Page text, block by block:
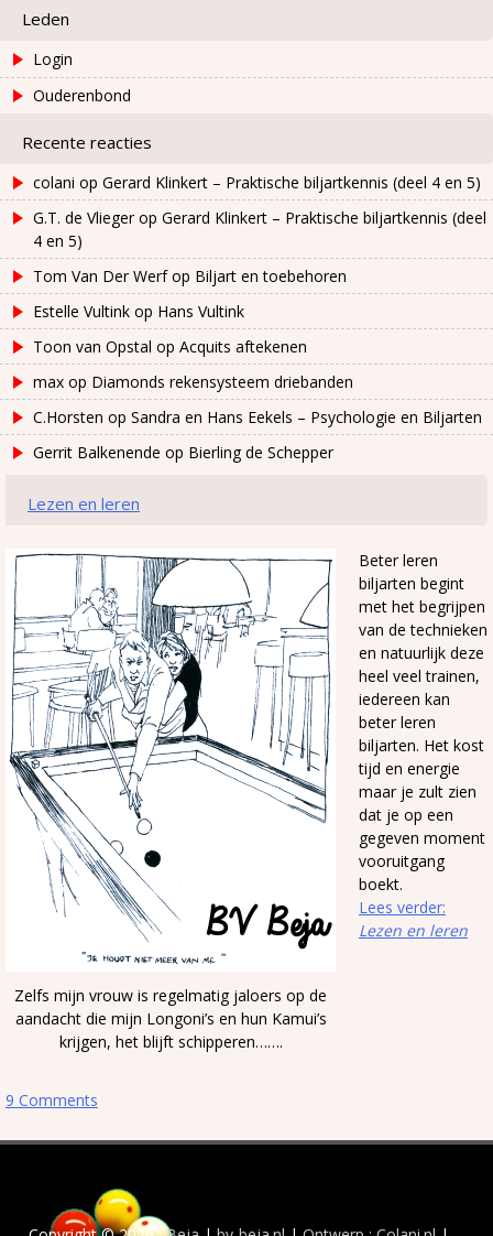
Leden
Login
Ouderenbond
Recente reacties
colani op Gerard Klinkert – Praktische biljartkennis (deel 4 en 5)
G.T. de Vliegerop Gerard Klinkert – Praktische biljartkennis (deel
4 en 5)
Tom Van Der Werfop Biljart en toebehoren
Estelle Vultink op Hans Vultink
Toon van Opstal op Acquits aftekenen
max op Diamonds rekensysteem driebanden
C.Horsten op Sandra en Hans Eekels – Psychologie en Biljarten
Gerrit Balkenende op Bierling de Schepper
Lezen en leren
Zelfs mijn vrouw is regelmatig jaloers op de
aandacht die mijn Longoni’s en hun Kamui’s
krijgen, het blijft schipperen…….
Beter leren
biljarten begint
met het begrijpen
van de technieken
en natuurlijk deze
heel veel trainen,
iedereen kan
beter leren
biljarten. Het kost
tijd en energie
maar je zult zien
dat je op een
gegeven moment
vooruitgang
boekt.
Lees verder:
Lezen en leren
9 Comments